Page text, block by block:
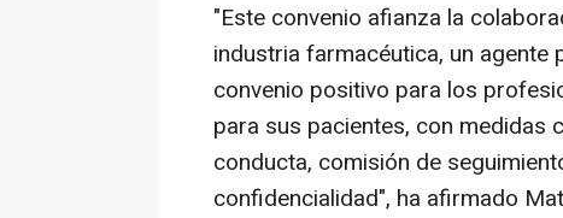
"Este convenio afianza la
industria farmacéutica, un agente
convenio positivo para los
para sus pacientes, con medidas
conducta, comisión de
confidencialidad", ha afirmado